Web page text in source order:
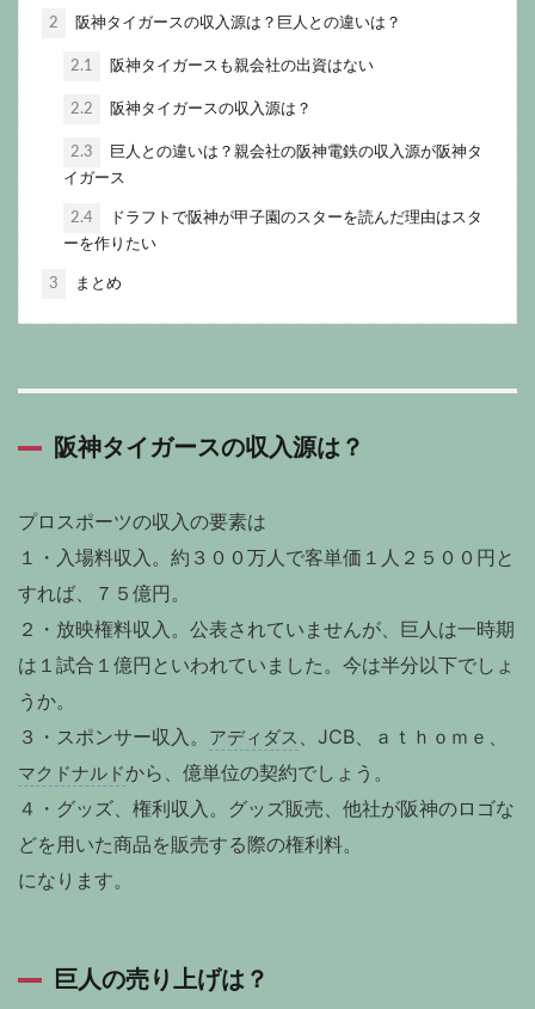
2 阪神タイガースの収入源は？巨人との違いは？
2.1 阪神タイガースも親会社の出資はない
2.2 阪神タイガースの収入源は？
2.3
巨人との違いは？親会社の阪神電鉄の収入源が阪神タ
イガース
2.4
ドラフトで阪神が甲子園のスターを読んだ理由はスタ
ーを作りたい
3 まとめ
阪神タイガースの収入源は？
プロスポーツの収入の要素は
１・入場料収入。約３００万人で客単価１人２５００円と
すれば、７５億円。
２・放映権料収入。公表されていませんが、巨人は一時期
は１試合１億円といわれていました。今は半分以下でしょ
うか。
３・スポンサー収入。 アディダス JCB 、ａｔｈｏｍｅ、
マクドナルドから、億単位の契約でしょう。
４・グッズ、権利収入。グッズ販売、他社が阪神のロゴな
どを用いた商品を販売する際の権利料。
になります。
巨人の売り上げは？